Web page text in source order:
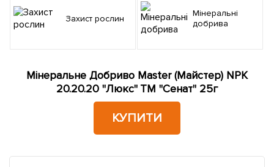
Захист рослин
Мінеральні
добрива
Мінеральне Добриво Master (Майстер) NPK
20.20.20 "Люкс" ТМ "Сенат" 25г
КУПИТИ